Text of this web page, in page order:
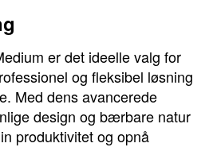
er det ideelle valg for
og fleksibel løsning
Med dens avancerede
design og bærbare natur
produktivitet og opnå